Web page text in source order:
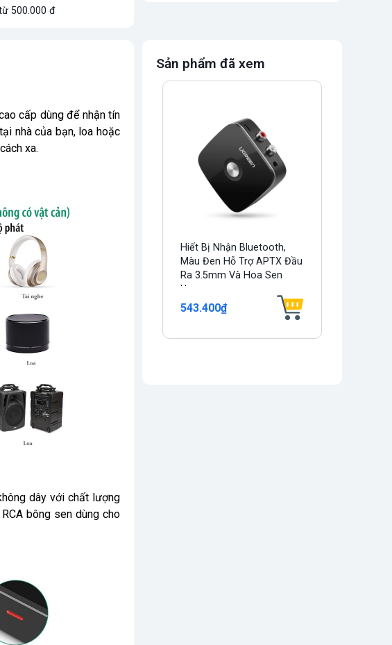
500.000 đ
cấp dùng để nhận tín
nhà của bạn, loa hoặc
xa.
dây với chất lượng
bông sen dùng cho
Sản phẩm đã xem
Hiết Bị Nhận Bluetooth,
Màu Đen Hỗ Trợ APTX Đầu
Ra 3.5mm Và Hoa Sen
Ugreen...
543.400₫